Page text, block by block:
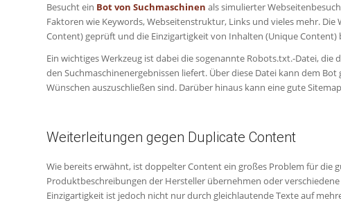
Besucht ein Bot von Suchmaschinen als simulierter
Faktoren wie Keywords, Webseitenstruktur, Links und vieles mehr.
Content) geprüft und die Einzigartigkeit von Inhalten (Unique Content)
Ein wichtiges Werkzeug ist dabei die sogenannte Robots.txt.-Datei,
den Suchmaschinenergebnissen liefert. Über diese Datei kann dem
Wünschen auszuschließen sind. Darüber hinaus kann eine gute
Weiterleitungen gegen Duplicate Content
Wie bereits erwähnt, ist doppelter Content ein großes Problem für die
Produktbeschreibungen der Hersteller übernehmen oder
Einzigartigkeit ist jedoch nicht nur durch gleichlautende Texte auf